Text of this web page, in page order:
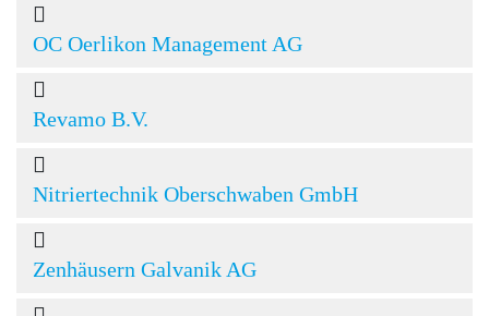
OC Oerlikon Management AG
Revamo B.V.
Nitriertechnik Oberschwaben GmbH
Zenhäusern Galvanik AG